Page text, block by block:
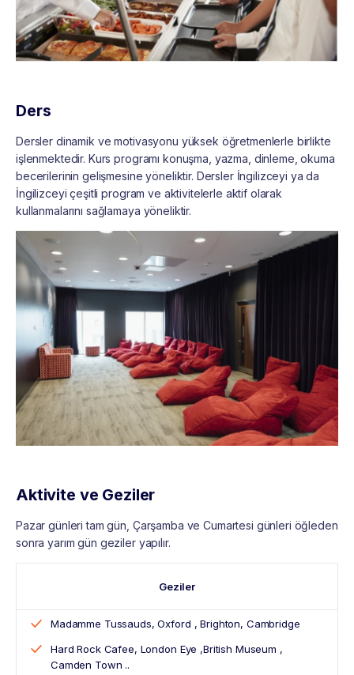
Ders
Dersler dinamik ve motivasyonu yüksek öğretmenlerle birlikte
işlenmektedir. Kurs programı konuşma, yazma, dinleme, okuma
becerilerinin gelişmesine yöneliktir. Dersler İngilizceyi ya da
İngilizceyi çeşitli program ve aktivitelerle aktif olarak
kullanmalarını sağlamaya yöneliktir.
Aktivite ve Geziler
Pazar günleri tam gün, Çarşamba ve Cumartesi günleri öğleden
sonra yarım gün geziler yapılır.
Geziler
Madamme Tussauds, Oxford , Brighton, Cambridge
Hard Rock Cafee, London Eye ,British Museum ,
Camden Town ..